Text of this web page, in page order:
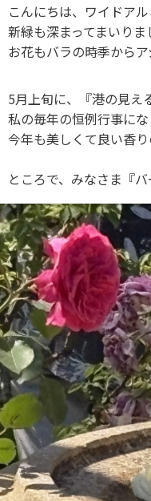
こんにちは、ワイドア
新緑も深まってまいりま
お花もバラの時季から
5月上旬に、『港の見え
私の毎年の恒例行事に
今年も美しくて良い香
ところで、みなさま『